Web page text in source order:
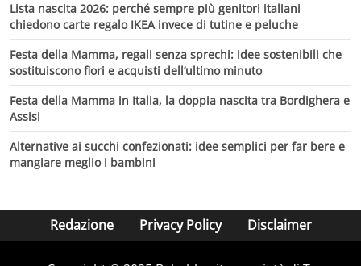
Lista nascita 2026: perché sempre più genitori italiani
chiedono carte regalo IKEA invece di tutine e peluche
Festa della Mamma, regali senza sprechi: idee sostenibili che
sostituiscono fiori e acquisti dell’ultimo minuto
Festa della Mamma in Italia, la doppia nascita tra Bordighera e
Assisi
Alternative ai succhi confezionati: idee semplici per far bere e
mangiare meglio i bambini
Redazione Privacy Policy Disclaimer